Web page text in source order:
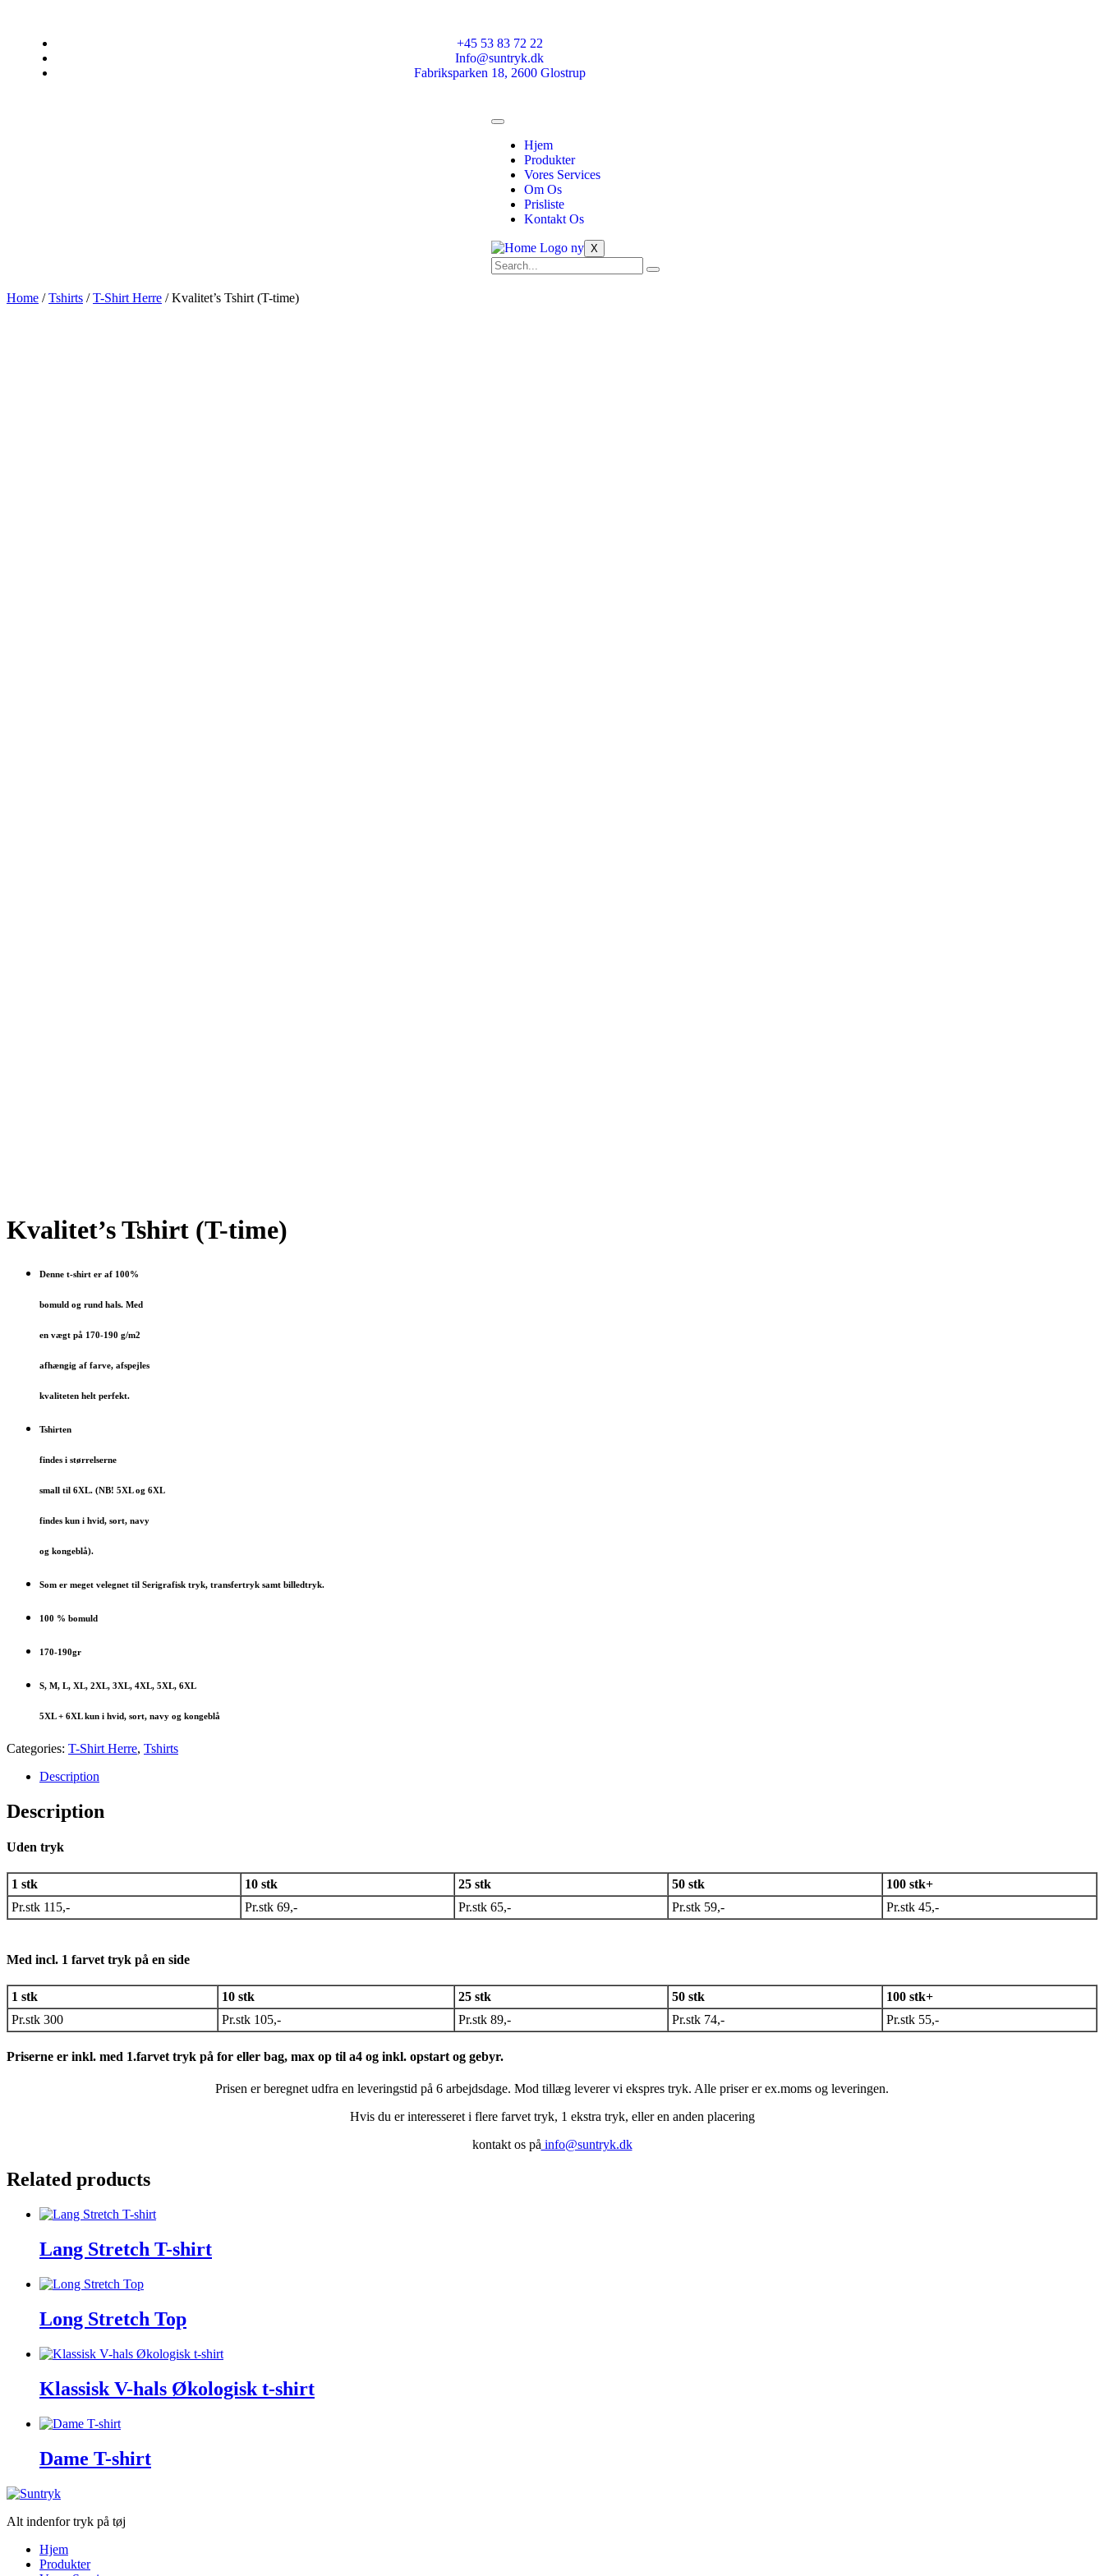
+45 53 83 72 22
Info@suntryk.dk
Fabriksparken 18, 2600 Glostrup
Hjem
Produkter
Vores Services
Om Os
Prisliste
Kontakt Os
X
Home /Tshirts /T-Shirt Herre / Kvalitet’s Tshirt (T-time)
Kvalitet’s Tshirt (T-time)
Denne t-shirt er af 100%
bomuld og rund hals. Med
en vægt på 170-190 g/m2
afhængig af farve, afspejles
kvaliteten helt perfekt.
Tshirten
findes i størrelserne
small til 6XL. (NB! 5XL og 6XL
findes kun i hvid, sort, navy
og kongeblå).
Som er meget velegnet til Serigrafisk tryk, transfertryk samt billedtryk.
100 % bomuld
170-190gr
S, M, L, XL, 2XL, 3XL, 4XL, 5XL, 6XL
5XL + 6XL kun i hvid, sort, navy og kongeblå
Categories: T-Shirt Herre, Tshirts
Description
Description
Uden tryk
1 stk 10 stk 25 stk 50 stk
100 stk+
Pr.stk 115,-
Pr.stk 69,- Pr.stk 65,- Pr.stk 59,- Pr.stk 45,-
Med incl. 1 farvet tryk på en side
1 stk 10 stk 25 stk 50 stk
100 stk+
Pr.stk 300
Pr.stk 105,- Pr.stk 89,- Pr.stk 74,- Pr.stk 55,-
Priserne er inkl. med 1.farvet tryk på for eller bag, max op til a4 og inkl. opstart og gebyr.
Prisen er beregnet udfra en leveringstid på 6 arbejdsdage. Mod tillæg leverer vi ekspres tryk. Alle priser er ex.moms og leveringen.
Hvis du er interesseret i flere farvet tryk, 1 ekstra tryk, eller en anden placering
kontakt os påinfo@suntryk.dk
Related products
Lang Stretch T-shirt
Long Stretch Top
Klassisk V-hals Økologisk t-shirt
Dame T-shirt
Alt indenfor tryk på tøj
Hjem
Produkter